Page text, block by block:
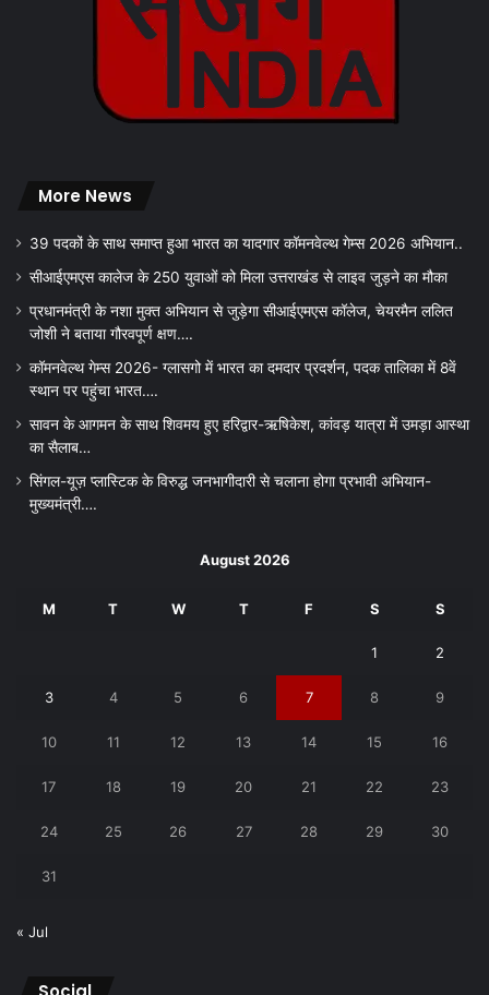
More News
39 पदकों के साथ समाप्त हुआ भारत का यादगार कॉमनवेल्थ गेम्स 2026 अभियान..
सीआईएमएस कालेज के 250 युवाओं को मिला उत्तराखंड से लाइव जुड़ने का मौका
प्रधानमंत्री के नशा मुक्त अभियान से जुड़ेगा सीआईएमएस कॉलेज, चेयरमैन ललित
जोशी ने बताया गौरवपूर्ण क्षण….
कॉमनवेल्थ गेम्स 2026- ग्लासगो में भारत का दमदार प्रदर्शन, पदक तालिका में 8वें
स्थान पर पहुंचा भारत….
सावन के आगमन के साथ शिवमय हुए हरिद्वार-ऋषिकेश, कांवड़ यात्रा में उमड़ा आस्था
का सैलाब…
सिंगल-यूज़ प्लास्टिक के विरुद्ध जनभागीदारी से चलाना होगा प्रभावी अभियान-
मुख्यमंत्री….
August 2026
M T W T F S S
1 2
3 4 5 6 7 8 9
10 11 12 13 14 15 16
17 18 19 20 21 22 23
24 25 26 27 28 29 30
31
« Jul